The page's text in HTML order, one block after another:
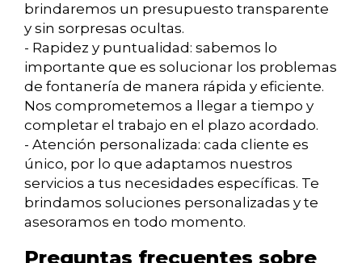
brindaremos un presupuesto transparente
y sin sorpresas ocultas.
- Rapidez y puntualidad: sabemos lo
importante que es solucionar los problemas
de fontanería de manera rápida y eficiente.
Nos comprometemos a llegar a tiempo y
completar el trabajo en el plazo acordado.
- Atención personalizada: cada cliente es
único, por lo que adaptamos nuestros
servicios a tus necesidades específicas. Te
brindamos soluciones personalizadas y te
asesoramos en todo momento.
Preguntas frecuentes sobre